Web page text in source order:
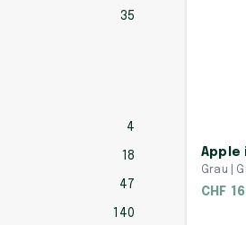
22
35
4
18
47
140
Apple
Grau |
CHF